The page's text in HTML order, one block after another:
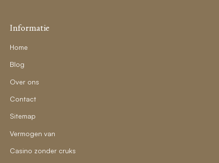
Informatie
Home
Blog
Over ons
Contact
Sitemap
Vermogen van
Casino zonder cruks